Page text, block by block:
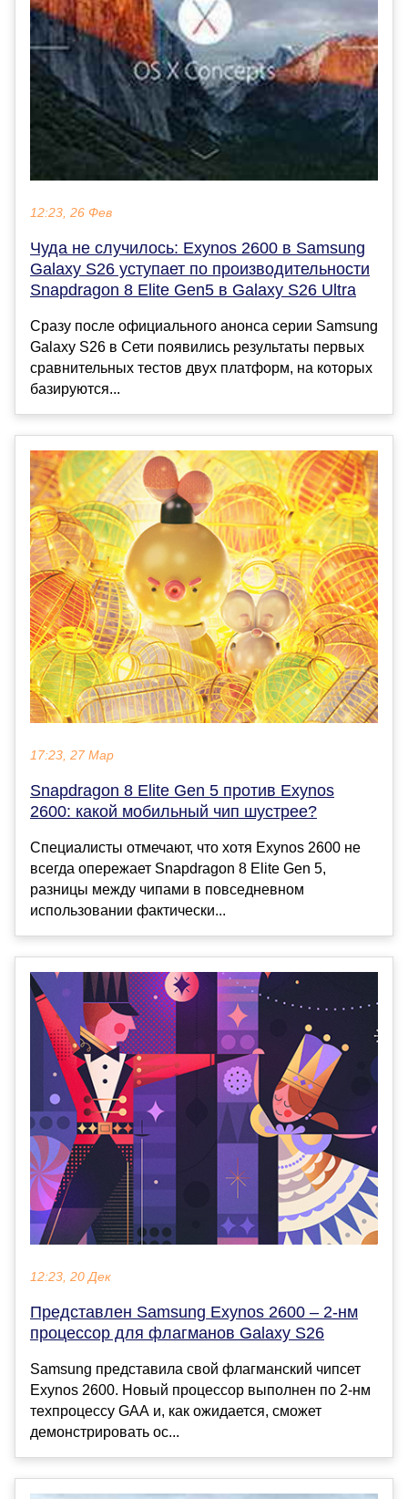
12:23, 26 Фев
Чуда не случилось: Exynos 2600 в Samsung
Galaxy S26 уступает по производительности
Snapdragon 8 Elite Gen5 в Galaxy S26 Ultra
Сразу после официального анонса серии Samsung
Galaxy S26 в Cети появились результаты первых
сравнительных тестов двух платформ, на которых
базируются...
17:23, 27 Мар
Snapdragon 8 Elite Gen 5 против Exynos
2600: какой мобильный чип шустрее?
Специалисты отмечают, что хотя Exynos 2600 не
всегда опережает Snapdragon 8 Elite Gen 5,
разницы между чипами в повседневном
использовании фактически...
12:23, 20 Дек
Представлен Samsung Exynos 2600 – 2-нм
процессор для флагманов Galaxy S26
Samsung представила свой флагманский чипсет
Exynos 2600. Новый процессор выполнен по 2-нм
техпроцессу GAA и, как ожидается, сможет
демонстрировать ос...